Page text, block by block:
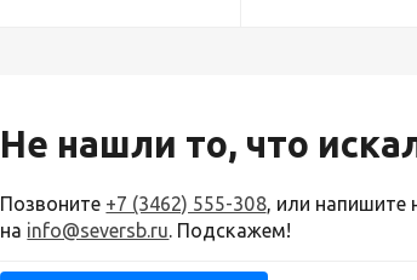
Не нашли то, что
Позвоните +7 (3462) 555-308, или напишите
на info@seversb.ru. Подскажем!